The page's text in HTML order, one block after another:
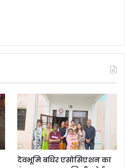
देवभूमि बधिर एसोसिएशन का